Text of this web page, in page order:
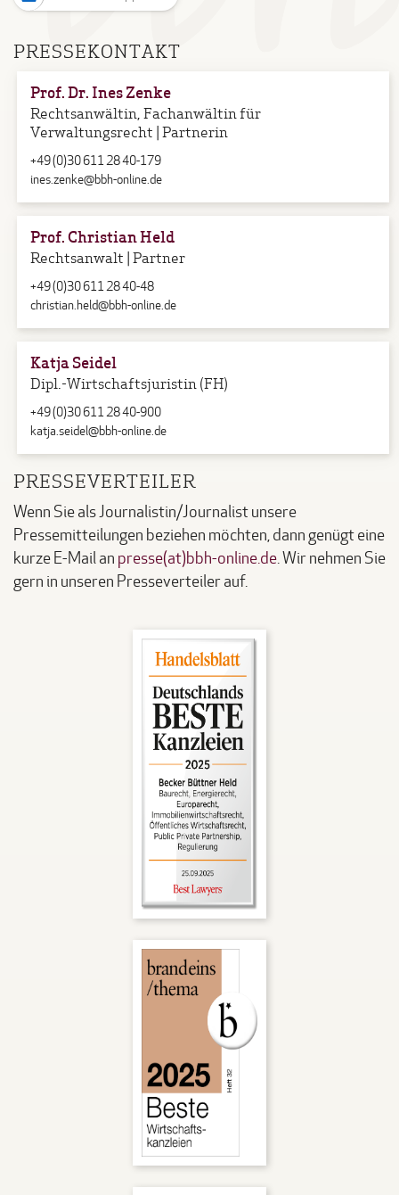
PRESSEKONTAKT
Prof. Dr. Ines Zenke
Rechtsanwältin, Fachanwältin für
Verwaltungsrecht | Partnerin
+49 (0)30 611 28 40-179
ines.zenke@bbh-online.de
Prof. Christian Held
Rechtsanwalt | Partner
+49 (0)30 611 28 40-48
christian.held@bbh-online.de
Katja Seidel
Dipl.-Wirtschaftsjuristin (FH)
+49 (0)30 611 28 40-900
katja.seidel@bbh-online.de
PRESSEVERTEILER
Wenn Sie als Journalistin/Journalist unsere
Pressemitteilungen beziehen möchten, dann genügt eine
kurze E-Mail an presse(at)bbh-online.de. Wir nehmen Sie
gern in unseren Presseverteiler auf.